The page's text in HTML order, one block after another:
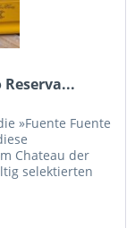
»Fuente Fuente
Chateau der
selektierten